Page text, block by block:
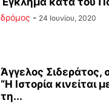
δρόμος - 24 Ιουνίου, 2020
Άγγελος Σιδεράτος,
“Η Ιστορία κινείται
τη...